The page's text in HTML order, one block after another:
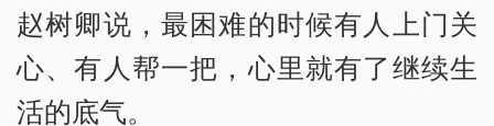
赵树卿说，最困难的时候有人上门关
心、有人帮一把，心里就有了继续生
活的底气。